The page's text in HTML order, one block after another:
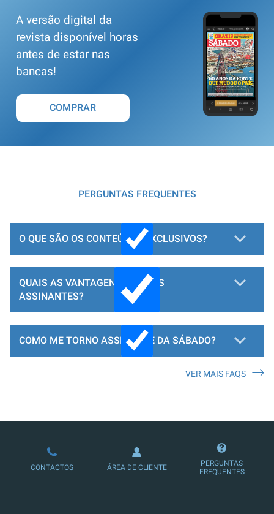
A versão digital da
revista disponível horas
antes de estar nas
bancas!
COMPRAR
PERGUNTAS FREQUENTES
O QUE SÃO OS CONTEÚDOS EXCLUSIVOS?
QUAIS AS VANTAGENS PARA OS
ASSINANTES?
COMO ME TORNO ASSINANTE DA SÁBADO?
LOJA DE ASSINATURAS
VER MAIS FAQS
CONTACTOS ÁREA DE CLIENTE
PERGUNTAS
FREQUENTES